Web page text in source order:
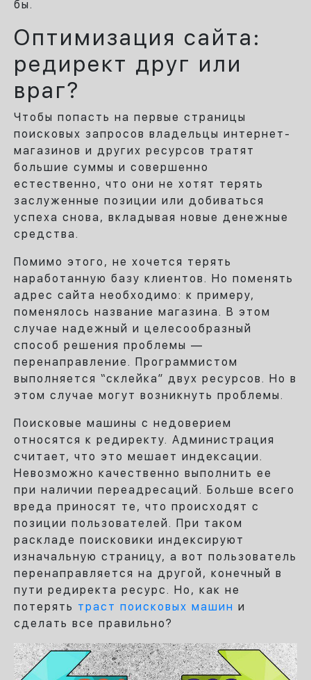
бы.
Оптимизация сайта:
редирект друг или
враг?
Чтобы попасть на первые страницы
поисковых запросов владельцы интернет-
магазинов и других ресурсов тратят
большие суммы и совершенно
естественно, что они не хотят терять
заслуженные позиции или добиваться
успеха снова, вкладывая новые денежные
средства.
Помимо этого, не хочется терять
наработанную базу клиентов. Но поменять
адрес сайта необходимо: к примеру,
поменялось название магазина. В этом
случае надежный и целесообразный
способ решения проблемы —
перенаправление. Программистом
выполняется “склейка” двух ресурсов. Но в
этом случае могут возникнуть проблемы.
Поисковые машины с недоверием
относятся к редиректу. Администрация
считает, что это мешает индексации.
Невозможно качественно выполнить ее
при наличии переадресаций. Больше всего
вреда приносят те, что происходят с
позиции пользователей. При таком
раскладе поисковики индексируют
изначальную страницу, а вот пользователь
перенаправляется на другой, конечный в
пути редиректа ресурс. Но, как не
потерять траст поисковых машин и
сделать все правильно?